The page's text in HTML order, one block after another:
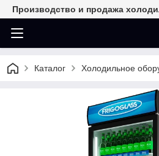
Производство и продажа
Каталог Холодильное